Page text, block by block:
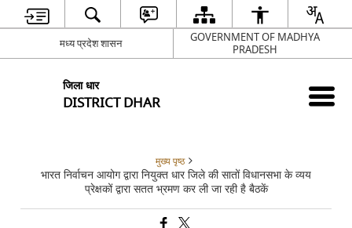
मध्य प्रदेश शासन
GOVERNMENT OF MADHYA
PRADESH
जिला धार
DISTRICT DHAR
मुख्य पृष्ठ
भारत निर्वाचन आयोग द्वारा नियुक्त धार जिले की सातों विधानसभा के व्यय
प्रेक्षकों द्वारा सतत भ्रमण कर ली जा रही है बैठकें